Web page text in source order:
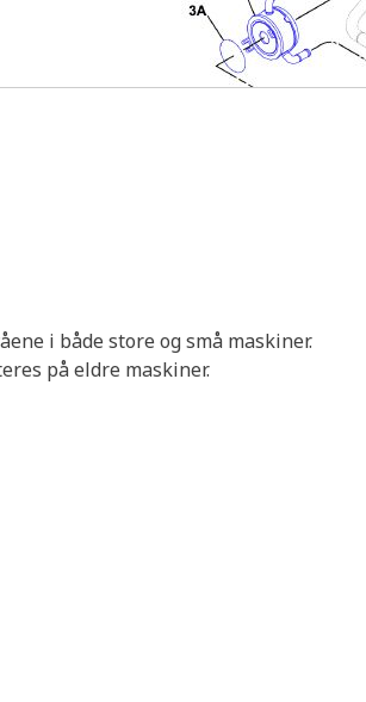
i både store og små maskiner.
på eldre maskiner.